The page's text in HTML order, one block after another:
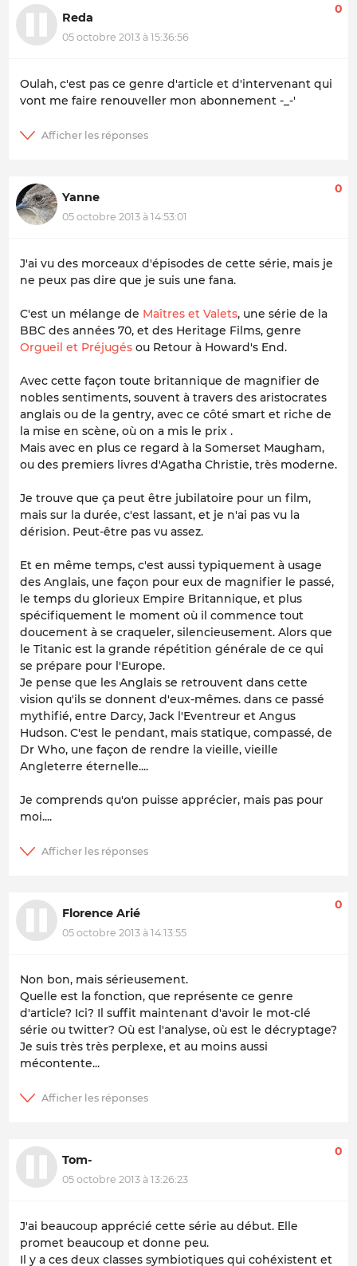
Reda
05 octobre 2013 à 15:36:56
0
Oulah, c'est pas ce genre d'article et d'intervenant qui
vont me faire renouveller mon abonnement -_-'
Yanne
05 octobre 2013 à 14:53:01
0
J'ai vu des morceaux d'épisodes de cette série, mais je
ne peux pas dire que je suis une fana.
C'est un mélange de Maîtres et Valets, une série de la
BBC des années 70, et des Heritage Films, genre
Orgueil et Préjugés ou Retour à Howard's End.
Avec cette façon toute britannique de magnifier de
nobles sentiments, souvent à travers des aristocrates
anglais ou de la gentry, avec ce côté smart et riche de
la mise en scène, où on a mis le prix .
Mais avec en plus ce regard à la Somerset Maugham,
ou des premiers livres d'Agatha Christie, très moderne.
Je trouve que ça peut être jubilatoire pour un film,
mais sur la durée, c'est lassant, et je n'ai pas vu la
dérision. Peut-être pas vu assez.
Et en même temps, c'est aussi typiquement à usage
des Anglais, une façon pour eux de magnifier le passé,
le temps du glorieux Empire Britannique, et plus
spécifiquement le moment où il commence tout
doucement à se craqueler, silencieusement. Alors que
le Titanic est la grande répétition générale de ce qui
se prépare pour l'Europe.
Je pense que les Anglais se retrouvent dans cette
vision qu'ils se donnent d'eux-mêmes. dans ce passé
mythifié, entre Darcy, Jack l'Eventreur et Angus
Hudson. C'est le pendant, mais statique, compassé, de
Dr Who, une façon de rendre la vieille, vieille
Angleterre éternelle....
Je comprends qu'on puisse apprécier, mais pas pour
moi....
Florence Arié
05 octobre 2013 à 14:13:55
0
Non bon, mais sérieusement.
Quelle est la fonction, que représente ce genre
d'article? Ici? Il suffit maintenant d'avoir le mot-clé
série ou twitter? Où est l'analyse, où est le décryptage?
Je suis très très perplexe, et au moins aussi
mécontente...
Tom-
05 octobre 2013 à 13:26:23
0
J'ai beaucoup apprécié cette série au début. Elle
promet beaucoup et donne peu.
Il y a ces deux classes symbiotiques qui cohéxistent et